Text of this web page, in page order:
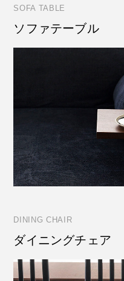
SOFA TABLE
ソファテーブル
DINING CHAIR
ダイニングチェア